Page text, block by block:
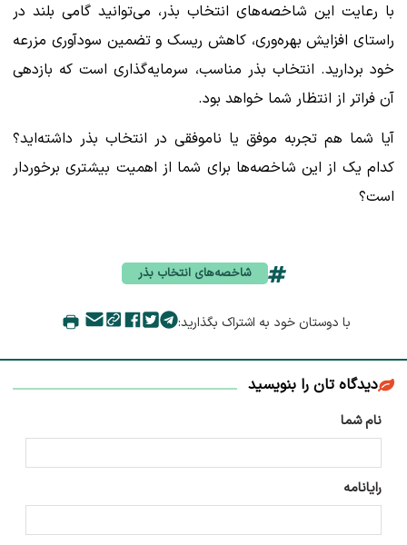
با رعایت این شاخصه‌های انتخاب بذر، می‌توانید گامی بلند در
راستای افزایش بهره‌وری، کاهش ریسک و تضمین سودآوری مزرعه
خود بردارید. انتخاب بذر مناسب، سرمایه‌گذاری است که بازدهی
آن فراتر از انتظار شما خواهد بود.
آیا شما هم تجربه موفق یا ناموفقی در انتخاب بذر داشته‌اید؟
کدام یک از این شاخصه‌ها برای شما از اهمیت بیشتری برخوردار
است؟
شاخصه‌های انتخاب بذر
با دوستان خود به اشتراک بگذارید:
دیدگاه تان را بنویسید
نام شما
رایانامه